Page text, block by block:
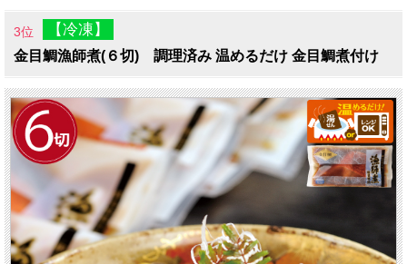
3位 【冷凍】
金目鯛漁師煮(６切) 調理済み 温めるだけ 金目鯛煮付け